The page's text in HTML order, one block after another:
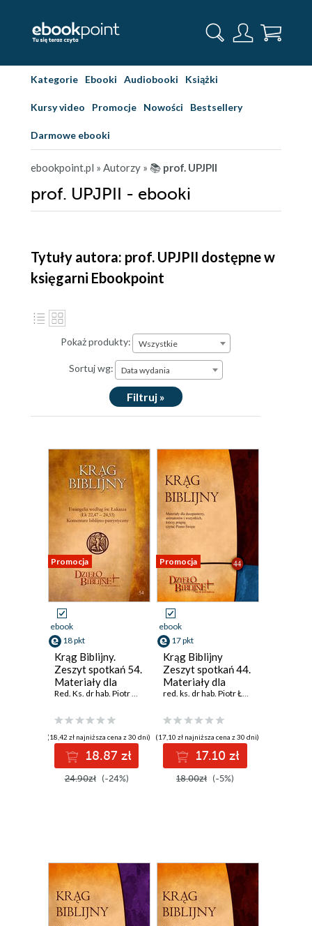
Kategorie Ebooki Audiobooki Książki
Kursy video Promocje Nowości Bestsellery
Darmowe ebooki
ebookpoint.pl » Autorzy » 📚 prof. UPJPII
prof. UPJPII - ebooki
Tytuły autora: prof. UPJPII dostępne w
księgarni Ebookpoint
Pokaż produkty: Wszystkie
Sortuj wg: Data wydania
Filtruj »
Promocja
ebook
18 pkt
Krąg Biblijny.
Zeszyt spotkań 54.
Materiały dla
duszpasterzy,
wszystkich, którzy
pragn
Red. Ks. dr hab. Piotr Łabuda prof. UPJPII
(18,42 zł najniższa cena z 30 dni)
18.87 zł
24.90zł (-24%)
Promocja
ebook
17 pkt
Krąg Biblijny
Zeszyt spotkań 44.
Materiały dla
duszpasterzy,
wszystkich, którzy
pragn
red. ks. dr hab. Piotr Łabuda
(17,10 zł najniższa cena z 30 dni)
17.10 zł
18.00zł (-5%)